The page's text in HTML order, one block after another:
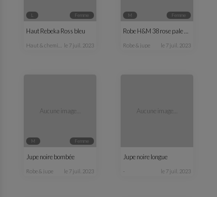
L femme
Haut Rebeka Ross bleu
haut & chemisier le 7 juil. 2023
M femme
Robe H&M 38 rose pale et noire
robe & jupe le 7 juil. 2023
Aucune image...
M femme
Jupe noire bombée
robe & jupe le 7 juil. 2023
Aucune image...
Jupe noire longue
- le 7 juil. 2023